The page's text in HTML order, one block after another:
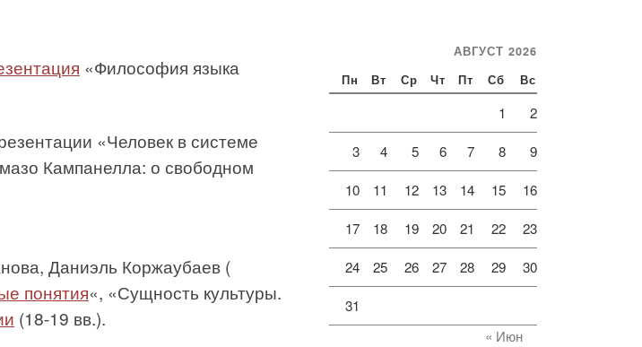
«Философия языка
«Человек в системе
Кампанелла: о свободном
Даниэль Коржаубаев (
понятия«, «Сущность культуры.
(18-19 вв.).
АВГУСТ 2026
Пн Вт Ср Чт Пт Сб Вс
1 2
3 4 5 6 7 8 9
10 11 12 13 14 15 16
17 18 19 20 21 22 23
24 25 26 27 28 29 30
31
« Июн